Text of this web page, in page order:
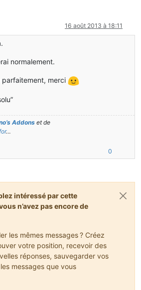
16 août 2013 à 18:11
normalement.
merci
Addons et de
…
0
intéressé par cette
n’avez pas encore de
les mêmes messages ? Créez
votre position, recevoir des
réponses, sauvegarder vos
messages que vous